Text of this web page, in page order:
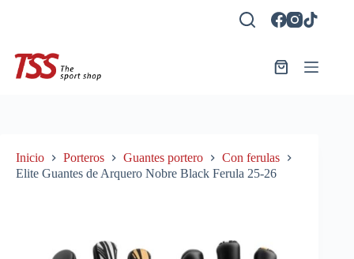
Carro
Inicio Porteros Guantes portero
Con ferulas
Elite Guantes de Arquero Nobre Black Ferula 25-26